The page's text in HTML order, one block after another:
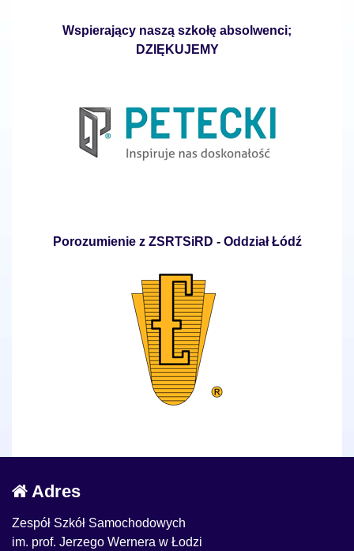
Wspierający naszą szkołę absolwenci;
DZIĘKUJEMY
Porozumienie z ZSRTSiRD - Oddział Łódź
Adres
Zespół Szkół Samochodowych
im. prof. Jerzego Wernera w Łodzi